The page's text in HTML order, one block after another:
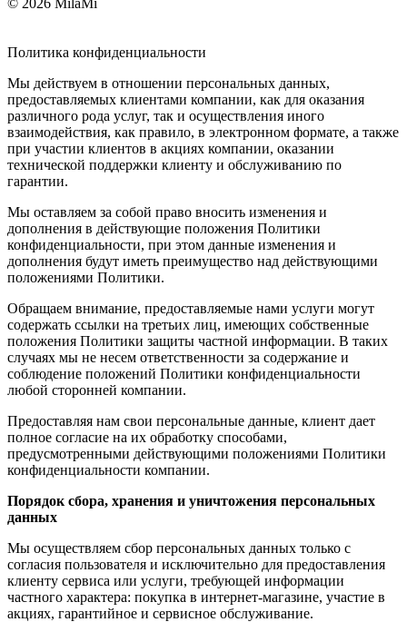
Политика конфиденциальности
Мы действуем в отношении персональных данных,
предоставляемых клиентами компании, как для оказания
различного рода услуг, так и осуществления иного
взаимодействия, как правило, в электронном формате, а также
при участии клиентов в акциях компании, оказании
технической поддержки клиенту и обслуживанию по
гарантии.
Мы оставляем за собой право вносить изменения и
дополнения в действующие положения Политики
конфиденциальности, при этом данные изменения и
дополнения будут иметь преимущество над действующими
положениями Политики.
Обращаем внимание, предоставляемые нами услуги могут
содержать ссылки на третьих лиц, имеющих собственные
положения Политики защиты частной информации. В таких
случаях мы не несем ответственности за содержание и
соблюдение положений Политики конфиденциальности
любой сторонней компании.
Предоставляя нам свои персональные данные, клиент дает
полное согласие на их обработку способами,
предусмотренными действующими положениями Политики
конфиденциальности компании.
Порядок сбора, хранения и уничтожения персональных
данных
Мы осуществляем сбор персональных данных только с
согласия пользователя и исключительно для предоставления
клиенту сервиса или услуги, требующей информации
частного характера: покупка в интернет-магазине, участие в
акциях, гарантийное и сервисное обслуживание.